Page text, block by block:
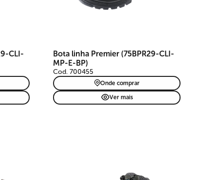
CLI-
Bota linha Premier (75BPR29-CLI-
MP-E-BP)
Cod. 700455
Onde comprar
Ver mais